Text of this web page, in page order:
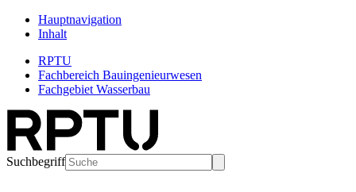
Hauptnavigation
Inhalt
RPTU
Fachbereich Bauingenieurwesen
Fachgebiet Wasserbau
Suchbegriff